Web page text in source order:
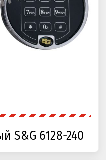
S&G 6128-240